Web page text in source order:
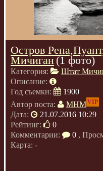
Остров
Мичиган(1 фото)
Категория:
Штат
Описание:
Год съемки:
1900
Автор поста:
МНМVIP
Дата:
21.07.2016 10:29
Рейтинг:
0
Комментарии:
0 ,
Карта: -